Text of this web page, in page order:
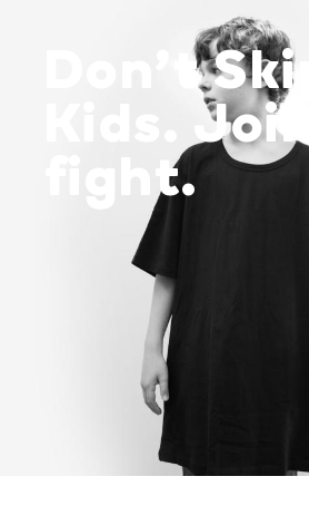
Don’t Skip
Kids.
fight.